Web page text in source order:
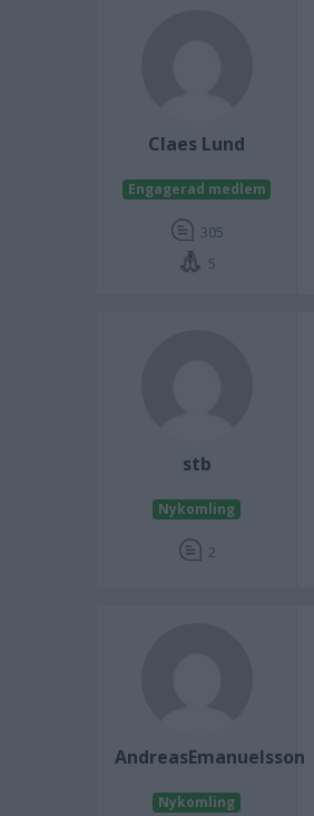
Claes Lund
Engagerad medlem
305
5
stb
Nykomling
2
AndreasEmanuelsson
Nykomling